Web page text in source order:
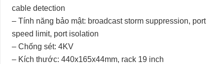
cable detection
– Tính năng bảo mật: broadcast storm suppression, port
speed limit, port isolation
– Chống sét: 4KV
– Kích thước: 440x165x44mm, rack 19 inch